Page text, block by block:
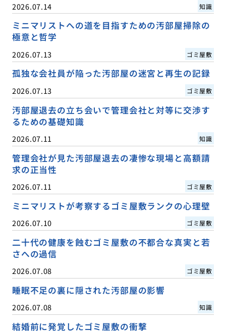
2026.07.14 知識
ミニマリストへの道を目指すための汚部屋掃除の
極意と哲学
2026.07.13 ゴミ屋敷
孤独な会社員が陥った汚部屋の迷宮と再生の記録
2026.07.13 ゴミ屋敷
汚部屋退去の立ち会いで管理会社と対等に交渉す
るための基礎知識
2026.07.11 知識
管理会社が見た汚部屋退去の凄惨な現場と高額請
求の正当性
2026.07.11 ゴミ屋敷
ミニマリストが考察するゴミ屋敷ランクの心理壁
2026.07.10 ゴミ屋敷
二十代の健康を蝕むゴミ屋敷の不都合な真実と若
さへの過信
2026.07.08 ゴミ屋敷
睡眠不足の裏に隠された汚部屋の影響
2026.07.08 知識
結婚前に発覚したゴミ屋敷の衝撃